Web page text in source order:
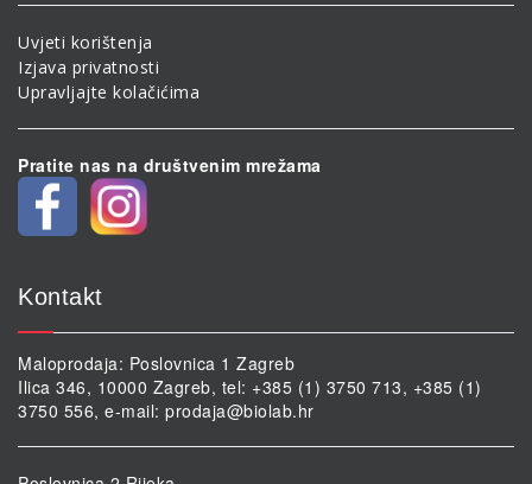
Uvjeti korištenja
Izjava privatnosti
Upravljajte kolačićima
Pratite nas na društvenim mrežama
Kontakt
Maloprodaja: Poslovnica 1 Zagreb
Ilica 346, 10000 Zagreb, tel: +385 (1) 3750 713, +385 (1)
3750 556, e-mail: prodaja@biolab.hr